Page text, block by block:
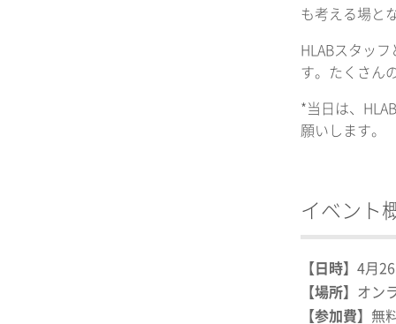
も考える場と
HLABスタッ
す。たくさん
*当日は、
願いします。
イベント
【日時】 4月
【場所】
オン
【参加費】 無